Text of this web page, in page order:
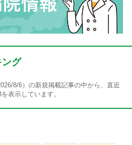
ング
8/6）の新規掲載記事の中から、直近
表示しています。